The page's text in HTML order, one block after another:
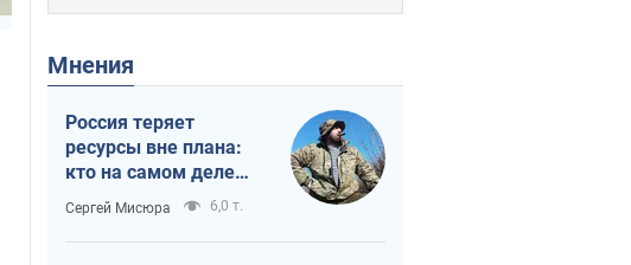
Мнения
Россия теряет
ресурсы вне плана:
кто на самом деле
диктует темп войны
Сергей Мисюра 6,0 т.